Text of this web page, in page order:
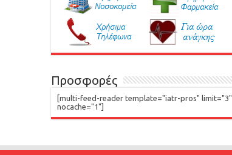
Προσφορές
[multi-feed-reader template="iatr-pros" limit="3"
nocache="1"]